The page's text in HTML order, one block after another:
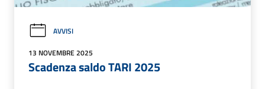
AVVISI
13 NOVEMBRE 2025
Scadenza saldo TARI 2025